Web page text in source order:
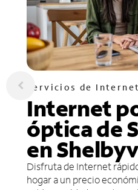
Servicios de Internet
Internet
óptica de
en
Disfruta de Internet
hogar a un precio